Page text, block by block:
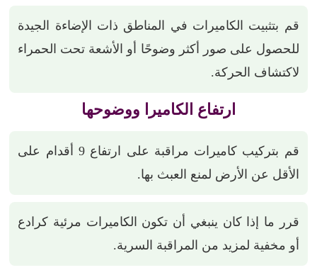
قم بتثبيت الكاميرات في المناطق ذات الإضاءة الجيدة
للحصول على صور أكثر وضوحًا أو الأشعة تحت الحمراء
لاكتشاف الحركة.
ارتفاع الكاميرا ووضوحها
قم بتركيب كاميرات مراقبة على ارتفاع 9 أقدام على
الأقل عن الأرض لمنع العبث بها.
قرر ما إذا كان ينبغي أن تكون الكاميرات مرئية كرادع
أو مخفية لمزيد من المراقبة السرية.